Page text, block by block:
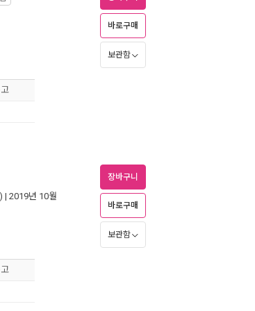
바로구매
보관함
| 2019년 10월
장바구니
바로구매
보관함